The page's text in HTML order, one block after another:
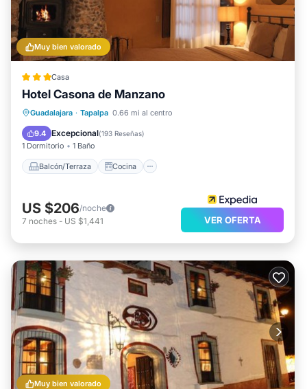
Muy bien valorado
Casa
Hotel Casona de Manzano
Guadalajara · Tapalpa 0.66 mi al centro
9.4 Excepcional(193 Reseñas)
1 Dormitorio 1 Baño
Balcón/Terraza Cocina
Balcón/Terraza Cocina
Apto para niños
US $206/noche
7 noches - US $1,441 VER OFERTA
Muy bien valorado